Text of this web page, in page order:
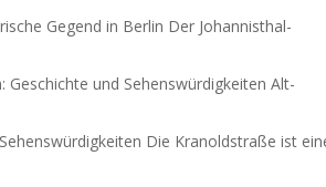
Gegend in Berlin Der Johannisthal-
Geschichte und Sehenswürdigkeiten Alt-
Die Kranoldstraße ist